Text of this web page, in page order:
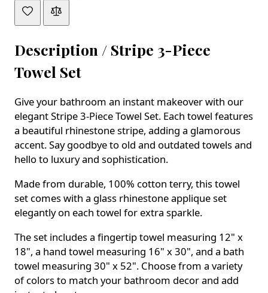
Description / Stripe 3-Piece
Towel Set
Give your bathroom an instant makeover with our
elegant Stripe 3-Piece Towel Set. Each towel features
a beautiful rhinestone stripe, adding a glamorous
accent. Say goodbye to old and outdated towels and
hello to luxury and sophistication.
Made from durable, 100% cotton terry, this towel
set comes with a glass rhinestone applique set
elegantly on each towel for extra sparkle.
The set includes a fingertip towel measuring 12" x
18", a hand towel measuring 16" x 30", and a bath
towel measuring 30" x 52". Choose from a variety
of colors to match your bathroom decor and add